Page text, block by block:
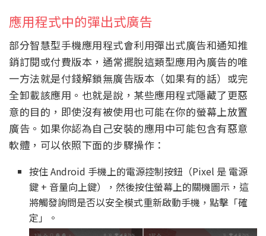
應用程式中的彈出式廣告
部分智慧型手機應用程式會利用彈出式廣告和通知推
銷訂閱或付費版本，通常擺脫這類型應用內廣告的唯
一方法就是付錢解鎖無廣告版本（如果有的話）或完
全卸載該應用。也就是說，某些應用程式隱藏了更惡
意的目的，即使沒有被使用也可能在你的螢幕上放置
廣告。如果你認為自己安裝的應用中可能包含有惡意
軟體，可以依照下面的步驟操作：
按住 Android 手機上的電源控制按鈕（Pixel 是 電源
鍵 + 音量向上鍵），然後按住螢幕上的關機圖示，這
將觸發詢問是否以安全模式重新啟動手機，點擊「確
定」。